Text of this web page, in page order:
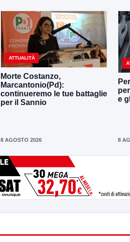
ATTUALITÀ
Morte Costanzo,
Marcantonio(Pd):
continueremo le tue battaglie
per il Sannio
8 AGOSTO 2026
e
8